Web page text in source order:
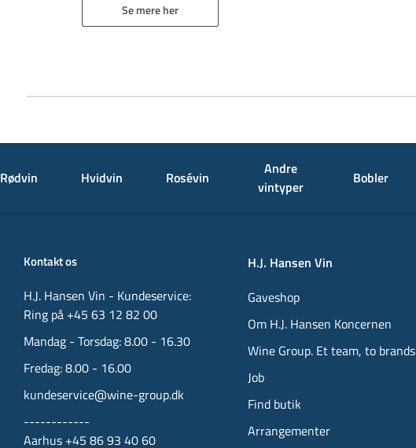
Se mere her
Rødvin Hvidvin Rosévin
Andre
vintyper
Bobler
Kontakt os
H.J. Hansen Vin - Kundeservice:
Ring på +45 63 12 82 00
Mandag - Torsdag: 8.00 - 16.30
Fredag: 8.00 - 16.00
kundeservice@wine-group.dk
------------
Aarhus +45 86 93 40 60
H.J. Hansen Vin
Gaveshop
Om H.J. Hansen Koncernen
Wine Group. Et team, to brands
Job
Find butik
Arrangementer